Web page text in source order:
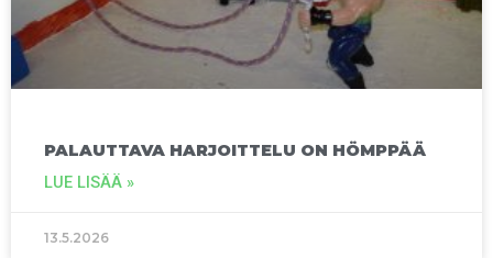
PALAUTTAVA HARJOITTELU ON HÖMPPÄÄ
LUE LISÄÄ »
13.5.2026